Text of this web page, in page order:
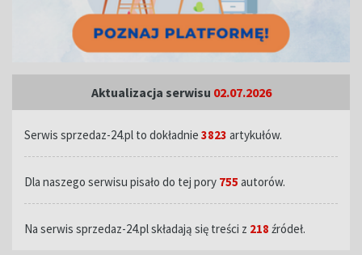
Aktualizacja serwisu 02.07.2026
Serwis sprzedaz-24.pl to dokładnie 3823 artykułów.
Dla naszego serwisu pisało do tej pory 755 autorów.
Na serwis sprzedaz-24.pl składają się treści z 218 źródeł.